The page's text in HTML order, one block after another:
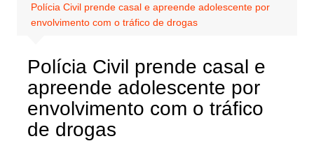
Polícia Civil prende casal e apreende adolescente por
envolvimento com o tráfico de drogas
Polícia Civil prende casal e
apreende adolescente por
envolvimento com o tráfico
de drogas